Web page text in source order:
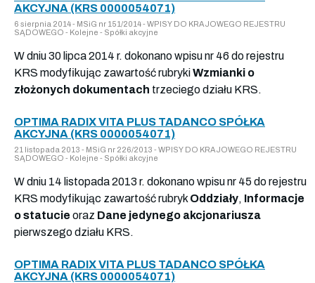
AKCYJNA (KRS 0000054071)
6 sierpnia 2014 - MSiG nr 151/2014 - WPISY DO KRAJOWEGO REJESTRU
SĄDOWEGO - Kolejne - Spółki akcyjne
W dniu 30 lipca 2014 r. dokonano wpisu nr 46 do rejestru
KRS modyfikując zawartość rubrykiWzmianki o
złożonych dokumentach trzeciego działu KRS.
OPTIMA RADIX VITA PLUS TADANCO SPÓŁKA
AKCYJNA (KRS 0000054071)
21 listopada 2013 - MSiG nr 226/2013 - WPISY DO KRAJOWEGO REJESTRU
SĄDOWEGO - Kolejne - Spółki akcyjne
W dniu 14 listopada 2013 r. dokonano wpisu nr 45 do rejestru
KRS modyfikując zawartość rubryk Oddziały, Informacje
o statucie oraz Dane jedynego akcjonariusza
pierwszego działu KRS.
OPTIMA RADIX VITA PLUS TADANCO SPÓŁKA
AKCYJNA (KRS 0000054071)